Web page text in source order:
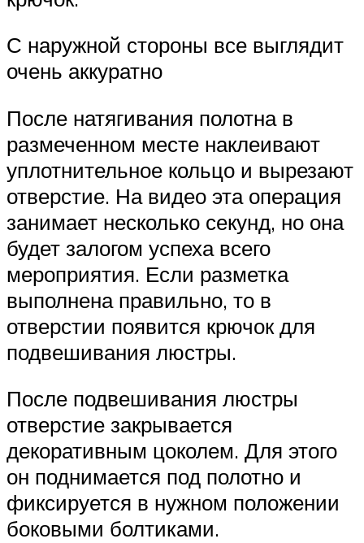
С наружной стороны все выглядит
очень аккуратно
После натягивания полотна в
размеченном месте наклеивают
уплотнительное кольцо и вырезают
отверстие. На видео эта операция
занимает несколько секунд, но она
будет залогом успеха всего
мероприятия. Если разметка
выполнена правильно, то в
отверстии появится крючок для
подвешивания люстры.
После подвешивания люстры
отверстие закрывается
декоративным цоколем. Для этого
он поднимается под полотно и
фиксируется в нужном положении
боковыми болтиками.